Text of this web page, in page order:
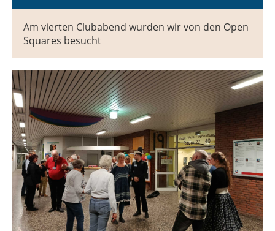
Am vierten Clubabend wurden wir von den Open
Squares besucht